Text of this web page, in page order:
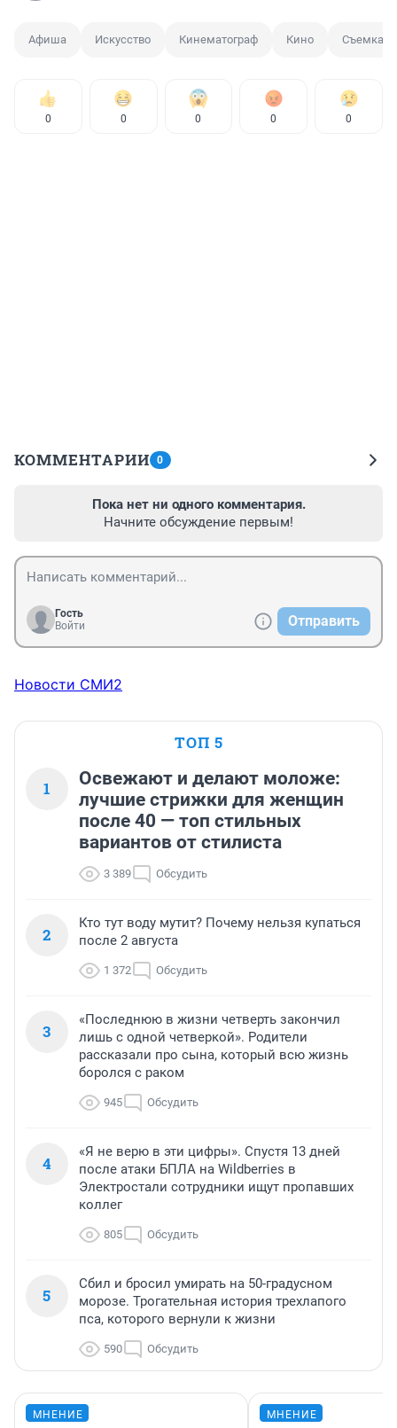
Афиша Искусство Кинематограф Кино Съемка
0 0 0 0 0
КОММЕНТАРИИ 0
Пока нет ни одного комментария.
Начните обсуждение первым!
Гость
Войти
Отправить
Новости СМИ2
ТОП 5
1
Освежают и делают моложе:
лучшие стрижки для женщин
после 40 — топ стильных
вариантов от стилиста
3 389 Обсудить
2
Кто тут воду мутит? Почему нельзя купаться
после 2 августа
1 372 Обсудить
3
«Последнюю в жизни четверть закончил
лишь с одной четверкой». Родители
рассказали про сына, который всю жизнь
боролся с раком
945 Обсудить
4
«Я не верю в эти цифры». Спустя 13 дней
после атаки БПЛА на Wildberries в
Электростали сотрудники ищут пропавших
коллег
805 Обсудить
5
Сбил и бросил умирать на 50-градусном
морозе. Трогательная история трехлапого
пса, которого вернули к жизни
590 Обсудить
МНЕНИЕ МНЕНИЕ